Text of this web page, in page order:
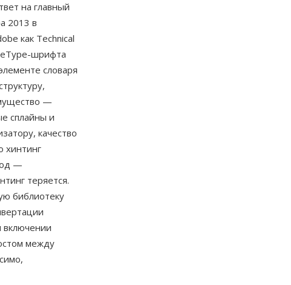
на главный
2013 в
как Technical
шрифта
словаря
—
сплайны и
качество
хинтинг
—
теряется.
библиотеку
включении
между